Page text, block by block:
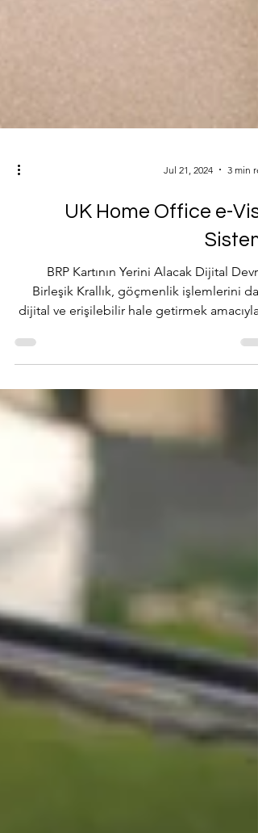
Jul 21, 2024 3 min
UK Home Office e-
BRP Kartının Yerini Alacak Dijital
Birleşik Krallık, göçmenlik işlemlerini
dijital ve erişilebilir hale getirmek